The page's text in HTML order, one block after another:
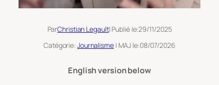
ParChristian Legault| Publié le:29/11/2025
Catégorie: Journalisme| MAJ le:08/07/2026
English version below